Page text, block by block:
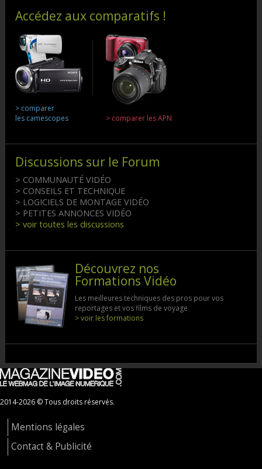
Accédez aux comparatifs !
> comparer
les camescopes
> comparer les APN
Discussions sur le Forum
> COMMUNAUTÉ VIDÉO
> CONSEILS ET TECHNIQUE
> LOGICIELS DE MONTAGE VIDÉO
> PETITES ANNONCES VIDÉO
> voir toutes les discussions
Découvrez nos
Formations Vidéo
Les meilleures techniques des pros pour vos
reportages et vos films de voyage
> voir les formations
2014-2026 © Tous droits réservés.
Mentions légales
Contact & Publicité